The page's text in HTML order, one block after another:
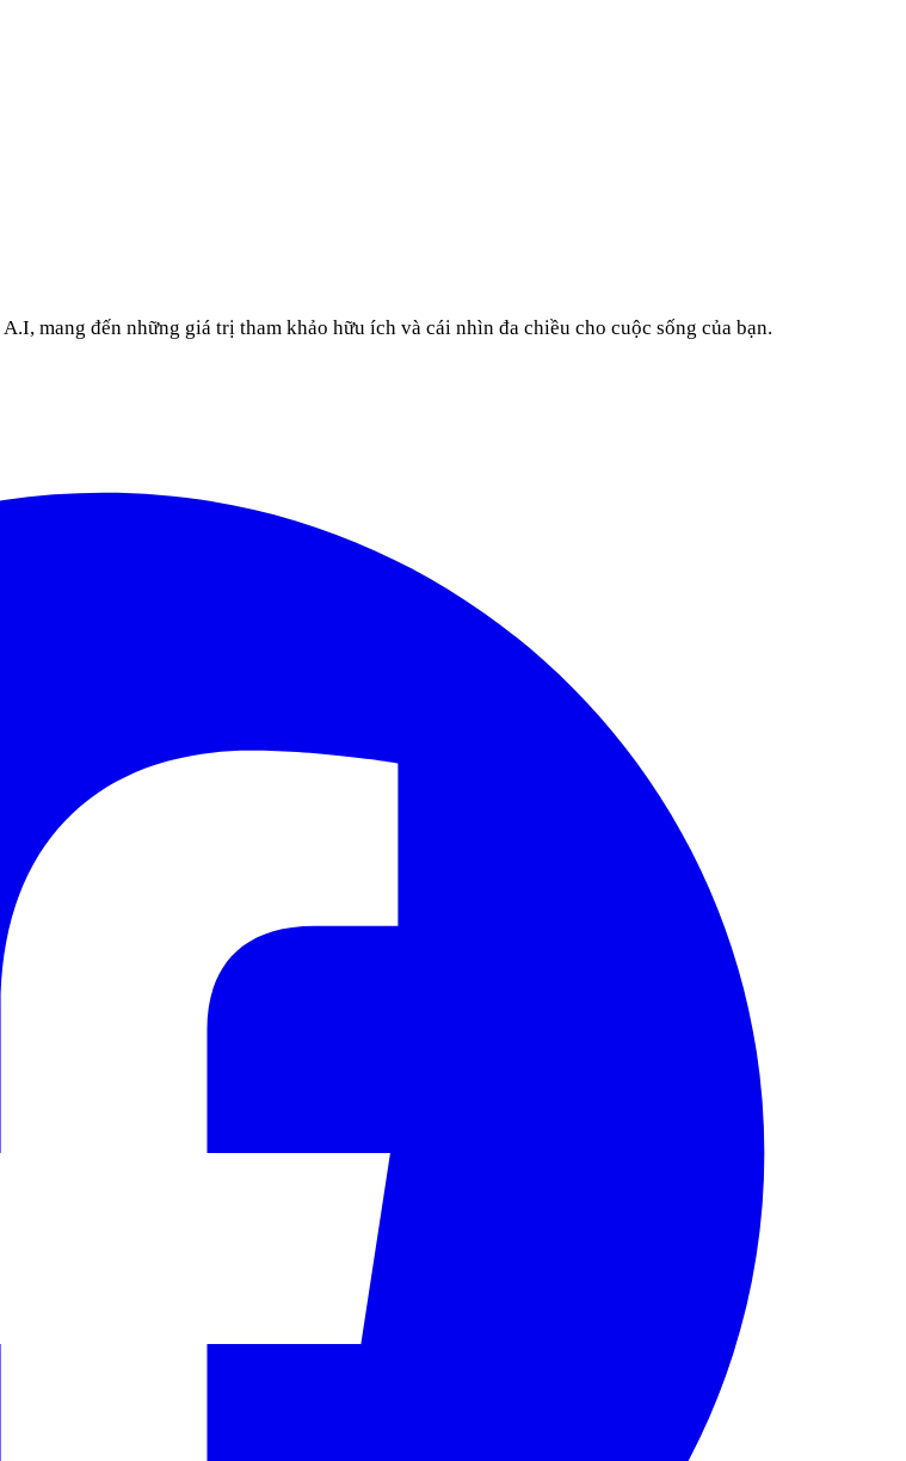
mang đến những giá trị tham khảo hữu ích và cái nhìn đa chiều cho cuộc sống của bạn.